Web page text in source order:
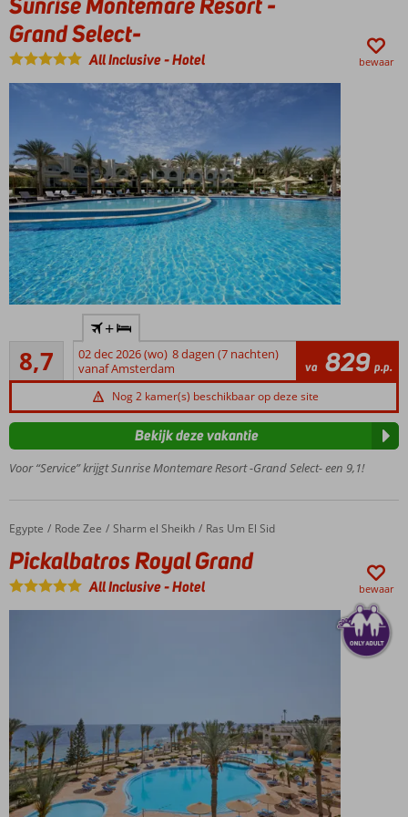
lange
promenade
met cafe's,
restaurants
en bazaars
Grand Select-
All Inclusive-Hotel bewaar
Direct aan
privéstrand
7 à la carte
restaurants
Meerdere
Entertainment
voor jong en
Spa
Center
8,7Aanrader
10
beoordelingen
+
02 dec 2026 (wo) 8 dagen (7 nachten)
vanaf Amsterdam
va 829 p.p.
Nog 2 kamer(s) beschikbaar op deze site
Voor “Service” krijgt Sunrise Montemare Resort -Grand Select- een 9,1!
Bekijk deze vakantie
Home
Egypte Rode Zee Sharm el Sheikh Ras Um El Sid
Pickalbatros Royal Grand
Pickalbatros Royal Grand
All Inclusive-Hotel bewaar